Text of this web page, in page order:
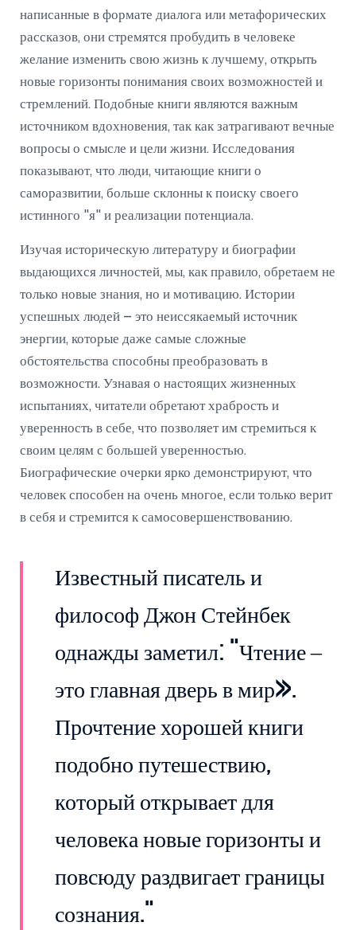
написанные в формате диалога или метафорических
рассказов, они стремятся пробудить в человеке
желание изменить свою жизнь к лучшему, открыть
новые горизонты понимания своих возможностей и
стремлений. Подобные книги являются важным
источником вдохновения, так как затрагивают вечные
вопросы о смысле и цели жизни. Исследования
показывают, что люди, читающие книги о
саморазвитии, больше склонны к поиску своего
истинного "я" и реализации потенциала.
Изучая историческую литературу и биографии
выдающихся личностей, мы, как правило, обретаем не
только новые знания, но и мотивацию. Истории
успешных людей – это неиссякаемый источник
энергии, которые даже самые сложные
обстоятельства способны преобразовать в
возможности. Узнавая о настоящих жизненных
испытаниях, читатели обретают храбрость и
уверенность в себе, что позволяет им стремиться к
своим целям с большей уверенностью.
Биографические очерки ярко демонстрируют, что
человек способен на очень многое, если только верит
в себя и стремится к самосовершенствованию.
Известный писатель и
философ Джон Стейнбек
однажды заметил: "Чтение –
это главная дверь в мир».
Прочтение хорошей книги
подобно путешествию,
который открывает для
человека новые горизонты и
повсюду раздвигает границы
сознания."